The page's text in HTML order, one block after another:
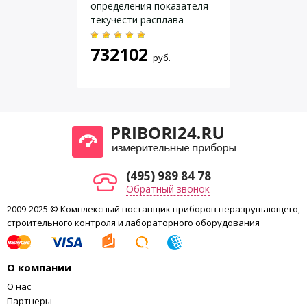
Гарантия 18 месяцев.
определения показателя
текучести расплава
термопластов с
автообрезкой ПТР-ЛАБ-11
732102 руб.
(495) 989 84 78
Обратный звонок
2009-2025 © Комплексный поставщик приборов неразрушающего,
строительного контроля и лабораторного оборудования
О компании
О нас
Партнеры